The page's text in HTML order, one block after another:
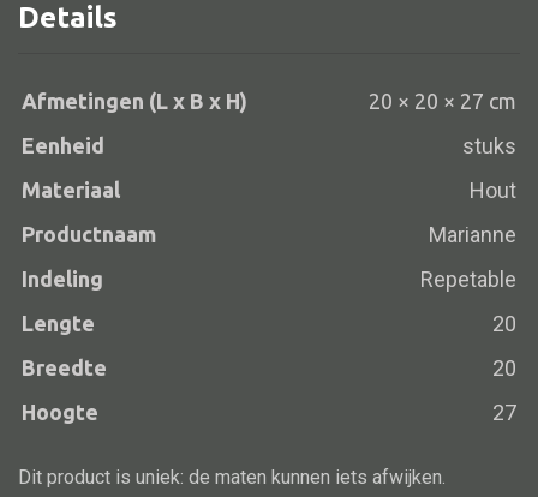
Alle banken
Bank hout
Bank IJzer
Chaise longues
Poef
Alle lampen
Hanglamp
Vloerlamp
20x20x27
Details
Afmetingen (L x B x H)
20 × 20 × 27 cm
Eenheid
stuks
Materiaal Hout
Productnaam Marianne
Indeling Repetable
Lengte 20
Breedte 20
Hoogte 27
Dit product is uniek: de maten kunnen iets afwijken.